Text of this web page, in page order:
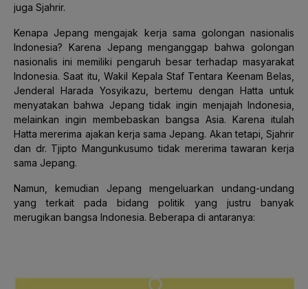
juga Sjahrir.
Kenapa Jepang mengajak kerja sama golongan nasionalis
Indonesia? Karena Jepang menganggap bahwa golongan
nasionalis ini memiliki pengaruh besar terhadap masyarakat
Indonesia. Saat itu, Wakil Kepala Staf Tentara Keenam Belas,
Jenderal Harada Yosyikazu, bertemu dengan Hatta untuk
menyatakan bahwa Jepang tidak ingin menjajah Indonesia,
melainkan ingin membebaskan bangsa Asia. Karena itulah
Hatta mererima ajakan kerja sama Jepang. Akan tetapi, Sjahrir
dan dr. Tjipto Mangunkusumo tidak mererima tawaran kerja
sama Jepang.
Namun, kemudian Jepang mengeluarkan undang-undang
yang terkait pada bidang politik yang justru banyak
merugikan bangsa Indonesia. Beberapa di antaranya: